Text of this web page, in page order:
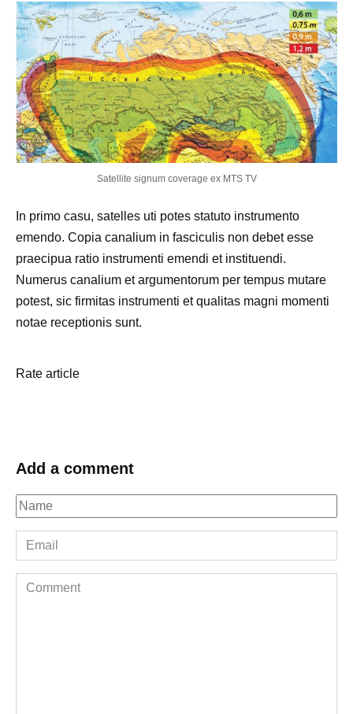
Satellite signum coverage ex MTS TV
In primo casu, satelles uti potes statuto instrumento
emendo. Copia canalium in fasciculis non debet esse
praecipua ratio instrumenti emendi et instituendi.
Numerus canalium et argumentorum per tempus mutare
potest, sic firmitas instrumenti et qualitas magni momenti
notae receptionis sunt.
Rate article
Add a comment
Name
*
Email
*
Comment